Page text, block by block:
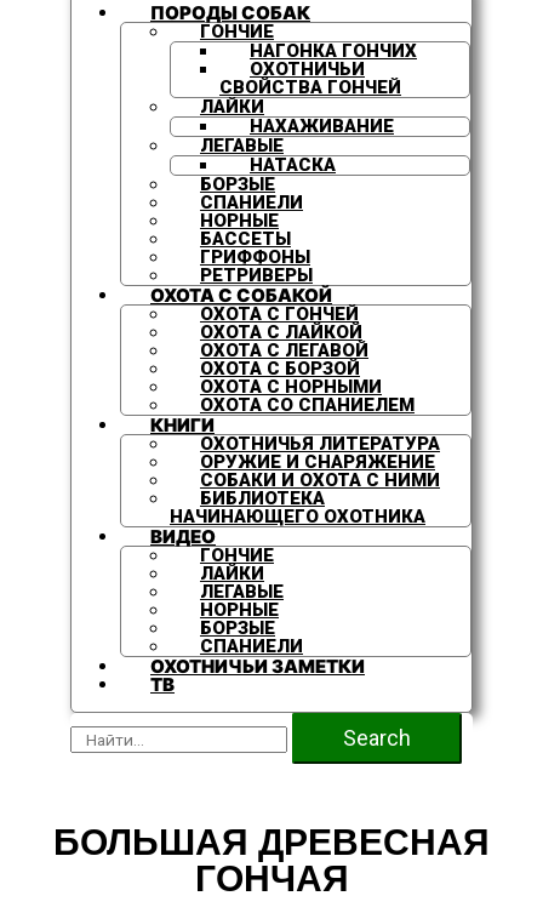
ПОРОДЫ СОБАК
ГОНЧИЕ
НАГОНКА ГОНЧИХ
ОХОТНИЧЬИ
СВОЙСТВА ГОНЧЕЙ
ЛАЙКИ
НАХАЖИВАНИЕ
ЛЕГАВЫЕ
НАТАСКА
БОРЗЫЕ
СПАНИЕЛИ
НОРНЫЕ
БАССЕТЫ
ГРИФФОНЫ
РЕТРИВЕРЫ
ОХОТА С СОБАКОЙ
ОХОТА С ГОНЧЕЙ
ОХОТА С ЛАЙКОЙ
ОХОТА С ЛЕГАВОЙ
ОХОТА С БОРЗОЙ
ОХОТА С НОРНЫМИ
ОХОТА СО СПАНИЕЛЕМ
КНИГИ
ОХОТНИЧЬЯ ЛИТЕРАТУРА
ОРУЖИЕ И СНАРЯЖЕНИЕ
СОБАКИ И ОХОТА С НИМИ
БИБЛИОТЕКА
НАЧИНАЮЩЕГО ОХОТНИКА
ВИДЕО
ГОНЧИЕ
ЛАЙКИ
ЛЕГАВЫЕ
НОРНЫЕ
БОРЗЫЕ
СПАНИЕЛИ
ОХОТНИЧЬИ ЗАМЕТКИ
ТВ
Search
БОЛЬШАЯ ДРЕВЕСНАЯ
ГОНЧАЯ